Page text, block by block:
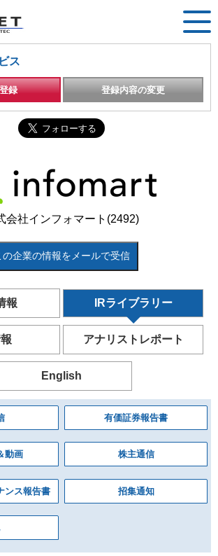
ス
録 登録内容の変更
会社インフォマート(2492)
の企業の情報をメールで受信
報 IRライブラリー
アナリストレポート
English
有価証券報告書
動画 株主通信
ンス報告書 招集通知